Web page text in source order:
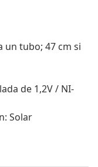
un tubo; 47 cm si
de 1,2V / NI-
Solar